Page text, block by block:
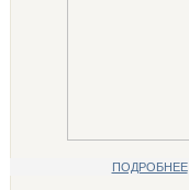
ПОДРОБНЕЕ